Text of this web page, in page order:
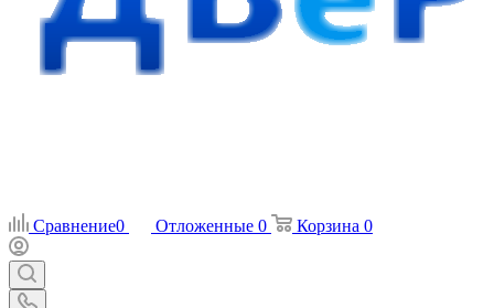
Сравнение0 Отложенные 0 Корзина 0